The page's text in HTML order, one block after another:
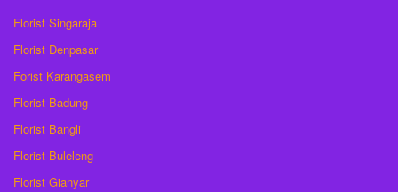
Florist Singaraja
Florist Denpasar
Forist Karangasem
Florist Badung
Florist Bangli
Florist Buleleng
Florist Gianyar